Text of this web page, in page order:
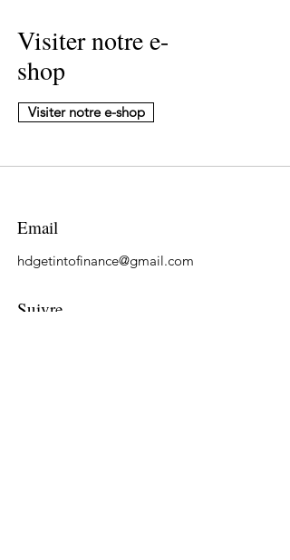
Visiter notre e-
shop
Visiter notre e-shop
Email
hdgetintofinance@gmail.com
Suivre